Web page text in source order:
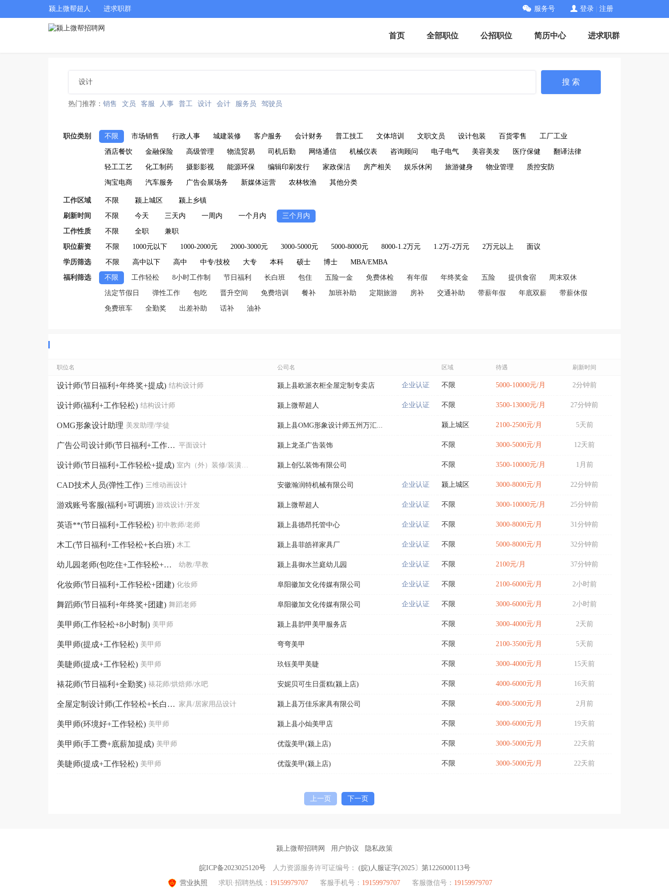
颍上微帮超人 进求职群 服务号 登录 注册
首页 全部职位 公招职位 简历中心 进求职群
搜 索
热门推荐： 销售 文员 客服 人事 普工 设计 会计 服务员 驾驶员
职位类别 不限 市场销售 行政人事 城建装修 客户服务 会计财务 普工技工 文体培训 文职文员 设计包装 百货零售 工厂工业
酒店餐饮 金融保险 高级管理 物流贸易 司机后勤 网络通信 机械仪表 咨询顾问 电子电气 美容美发 医疗保健 翻译法律
轻工工艺 化工制药 摄影影视 能源环保 编辑印刷发行 家政保洁 房产相关 娱乐休闲 旅游健身 物业管理 质控安防
淘宝电商 汽车服务 广告会展场务 新媒体运营 农林牧渔 其他分类
工作区域 不限 颍上城区 颍上乡镇
刷新时间 不限 今天 三天内 一周内 一个月内 三个月内
工作性质 不限 全职 兼职
职位薪资 不限 1000元以下 1000-2000元 2000-3000元 3000-5000元 5000-8000元 8000-1.2万元 1.2万-2万元 2万元以上 面议
学历筛选 不限 高中以下 高中 中专/技校 大专 本科 硕士 博士 MBA/EMBA
福利筛选 不限 工作轻松 8小时工作制 节日福利 长白班 包住 五险一金 免费体检 有年假 年终奖金 五险 提供食宿 周末双休
法定节假日 弹性工作 包吃 晋升空间 免费培训 餐补 加班补助 定期旅游 房补 交通补助 带薪年假 年底双薪 带薪休假
免费班车 全勤奖 出差补助 话补 油补
职位名 公司名 区域 待遇 刷新时间
设计师(节日福利+年终奖+提成) 结构设计师 颍上县欧派衣柜全屋定制专卖店 企业认证 不限 5000-10000元/月 2分钟前
设计师(福利+工作轻松) 结构设计师 颍上微帮超人 企业认证 不限 3500-13000元/月 27分钟前
OMG形象设计助理 美发助理/学徒 颍上县OMG形象设计师五州万汇... 颍上城区 2100-2500元/月 5天前
广告公司设计师(节日福利+工作轻松+年终奖) 平面设计 颍上龙圣广告装饰 不限 3000-5000元/月 12天前
设计师(节日福利+工作轻松+提成) 颍上创弘装饰有限公司 不限 3500-10000元/月 1月前
CAD技术人员(弹性工作) 三维动画设计 安徽瀚润特机械有限公司 企业认证 颍上城区 3000-8000元/月 22分钟前
游戏账号客服(福利+可调班) 游戏设计/开发 颍上微帮超人 企业认证 不限 3000-10000元/月 25分钟前
英语**(节日福利+工作轻松) 初中教师/老师 颍上县德昂托管中心 企业认证 不限 3000-8000元/月 31分钟前
木工(节日福利+工作轻松+长白班) 木工 颍上县菲皓祥家具厂 企业认证 不限 5000-8000元/月 32分钟前
幼儿园老师(包吃住+工作轻松+法定节假日) 幼教/早教 颍上县御水兰庭幼儿园 企业认证 不限 2100元/月 37分钟前
化妆师(节日福利+工作轻松+团建) 化妆师 阜阳徽加文化传媒有限公司 企业认证 不限 2100-6000元/月 2小时前
舞蹈师(节日福利+年终奖+团建) 舞蹈老师 阜阳徽加文化传媒有限公司 企业认证 不限 3000-6000元/月 2小时前
美甲师(工作轻松+8小时制) 美甲师 颍上县韵甲美甲服务店 不限 3000-4000元/月 2天前
美甲师(提成+工作轻松) 美甲师 弯弯美甲 不限 2100-3500元/月 5天前
美睫师(提成+工作轻松) 美甲师 玖钰美甲美睫 不限 3000-4000元/月 15天前
裱花师(节日福利+全勤奖) 裱花师/烘焙师/水吧 安妮贝可生日蛋糕(颍上店) 不限 4000-6000元/月 16天前
全屋定制设计师(工作轻松+长白班) 家具/居家用品设计 颍上县万佳乐家具有限公司 不限 4000-5000元/月 2月前
美甲师(环境好+工作轻松) 美甲师 颍上县小灿美甲店 不限 3000-6000元/月 19天前
美甲师(手工费+底薪加提成) 美甲师 优蔻美甲(颍上店) 不限 3000-5000元/月 22天前
美睫师(提成+工作轻松) 美甲师 优蔻美甲(颍上店) 不限 3000-5000元/月 22天前
上一页 下一页
颍上微帮招聘网 用户协议 隐私政策
皖ICP备2023025120号 人力资源服务许可证编号： (皖)人服证字(2025〕第1226000113号
营业执照
求职·招聘热线： 19159979707 客服手机号： 19159979707 客服微信号： 19159979707